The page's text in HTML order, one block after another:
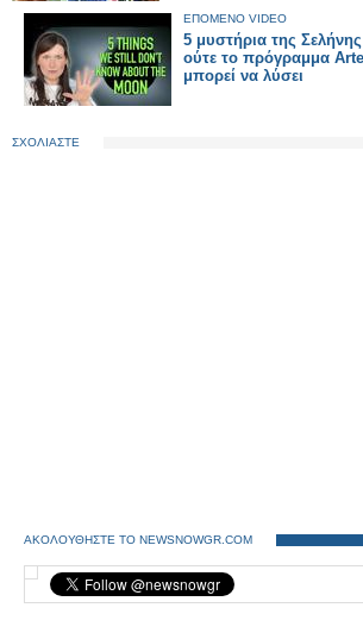
ΕΠΟΜΕΝΟ VIDEO
5 μυστήρια της
ούτε το πρόγραμμα
μπορεί να λύσει
ΣΧΟΛΙΑΣΤΕ
ΑΚΟΛΟΥΘΗΣΤΕ ΤΟ NEWSNOWGR.COM